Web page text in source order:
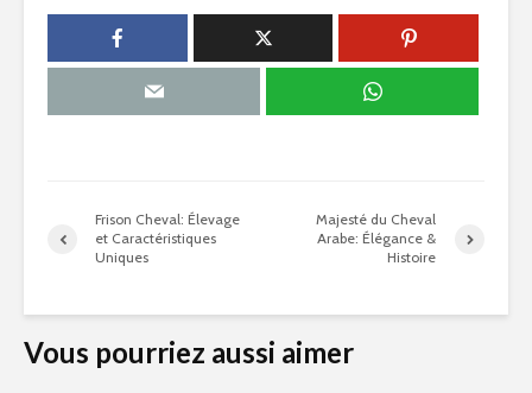
Frison Cheval: Élevage
et Caractéristiques
Uniques
Majesté du Cheval
Arabe: Élégance &
Histoire
Vous pourriez aussi aimer